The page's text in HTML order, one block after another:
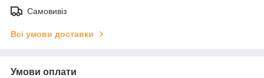
Самовивіз
Всі умови доставки
Умови оплати